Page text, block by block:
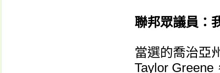
聯邦眾議員：
當選的喬治亞
Taylor Greene